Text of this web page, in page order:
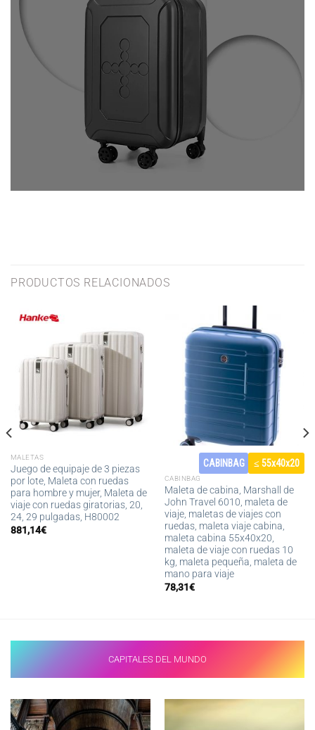
PRODUCTOS RELACIONADOS
MALETAS
Juego de equipaje de 3 piezas
por lote, Maleta con ruedas
para hombre y mujer, Maleta de
viaje con ruedas giratorias, 20,
24, 29 pulgadas, H80002
881,14€
CABINBAG ≤ 55x40x20
CABINBAG
Maleta de cabina, Marshall de
John Travel 6010, maleta de
viaje, maletas de viajes con
ruedas, maleta viaje cabina,
maleta cabina 55x40x20,
maleta de viaje con ruedas 10
kg, maleta pequeña, maleta de
mano para viaje
78,31€
CAPITALES DEL MUNDO